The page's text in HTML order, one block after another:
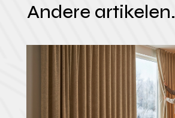
Andere artikelen.